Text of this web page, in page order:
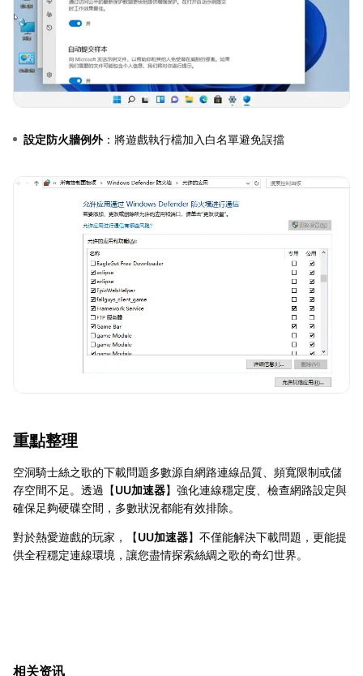
設定防火牆例外：將遊戲執行檔加入白名單避免誤擋
重點整理
空洞騎士絲之歌的下載問題多數源自網路連線品質、頻寬限制或儲
存空間不足。透過【UU加速器】強化連線穩定度、檢查網路設定與
確保足夠硬碟空間，多數狀況都能有效排除。
對於熱愛遊戲的玩家，【UU加速器】不僅能解決下載問題，更能提
供全程穩定連線環境，讓您盡情探索絲綢之歌的奇幻世界。
相关资讯